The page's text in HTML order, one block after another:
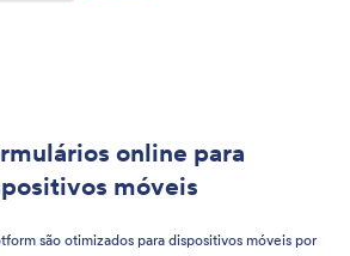
online para
móveis
são otimizados para dispositivos móveis por